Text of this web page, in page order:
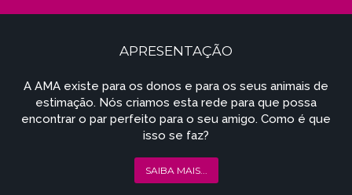
APRESENTAÇÃO
A AMA existe para os donos e para os seus animais de
estimação. Nós criamos esta rede para que possa
encontrar o par perfeito para o seu amigo. Como é que
isso se faz?
SAIBA MAIS...